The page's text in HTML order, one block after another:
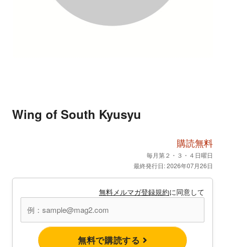
Wing of South Kyusyu
購読無料
毎月第２・３・４日曜日
最終発行日: 2026年07月26日
無料メルマガ登録規約に同意して
無料で購読する